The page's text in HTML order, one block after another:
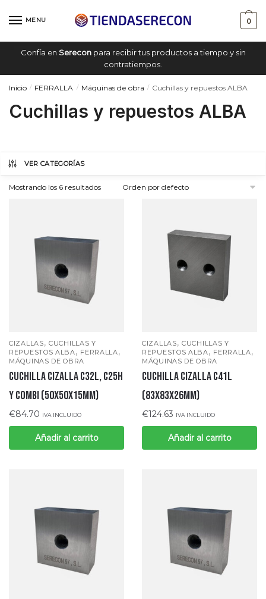
MENU 0
Confía en Sereconpara recibir tus productos a tiempo y sin
contratiempos.
Inicio / FERRALLA / Máquinas de obra / Cuchillas y repuestos ALBA
Cuchillas y repuestos ALBA
VER CATEGORÍAS
Mostrando los 6 resultados
CIZALLAS,CUCHILLAS Y
REPUESTOS ALBA, FERRALLA,
MÁQUINAS DE OBRA
CUCHILLA CIZALLA C32L, C25H
Y COMBI (50x50x15mm)
€84.70 IVA INCLUIDO
Añadir al carrito
CIZALLAS,CUCHILLAS Y
REPUESTOS ALBA, FERRALLA,
MÁQUINAS DE OBRA
CUCHILLA CIZALLA C41L
(83x83x26mm)
€124.63 IVA INCLUIDO
Añadir al carrito